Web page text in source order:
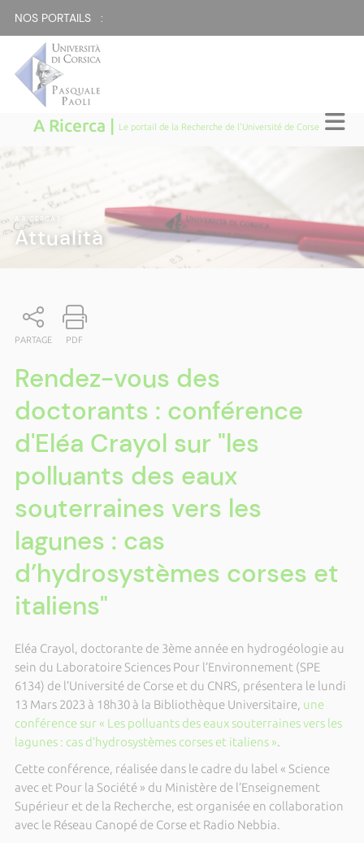
NOS PORTAILS :
A Ricerca | Le portail de la Recherche de l'Université de Corse
A RICERCA
Attualità
PARTAGE PDF
Rendez-vous des
doctorants : conférence
d'Eléa Crayol sur "les
polluants des eaux
souterraines vers les
lagunes : cas
d’hydrosystèmes corses et
italiens"
Eléa Crayol, doctorante de 3ème année en hydrogéologie au
sein du Laboratoire Sciences Pour l’Environnement (SPE
6134) de l’Université de Corse et du CNRS, présentera le lundi
13 Mars 2023 à 18h30 à la Bibliothèque Universitaire, une
conférence sur « Les polluants des eaux souterraines vers les
lagunes : cas d’hydrosystèmes corses et italiens ».
Cette conférence, réalisée dans le cadre du label « Science
avec et Pour la Société » du Ministère de l’Enseignement
Supérieur et de la Recherche, est organisée en collaboration
avec le Réseau Canopé de Corse et Radio Nebbia.